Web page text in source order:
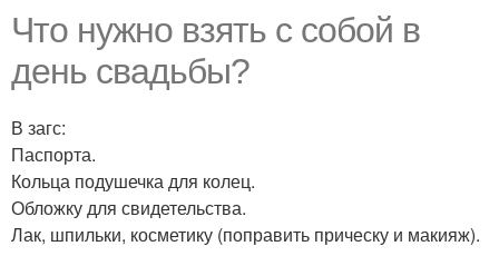
Что нужно взять с собой в
день свадьбы?
В загс:
Паспорта.
Кольца подушечка для колец.
Обложку для свидетельства.
Лак, шпильки, косметику (поправить прическу и макияж).